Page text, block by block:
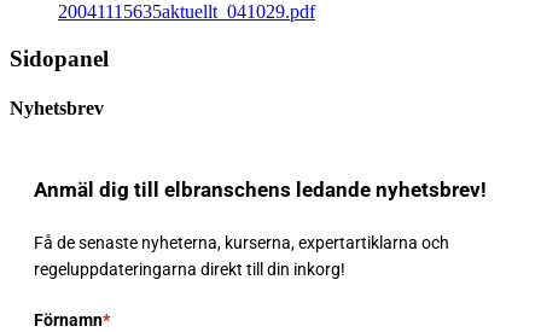
20041115635aktuellt_041029.pdf
Sidopanel
Nyhetsbrev
Anmäl dig till elbranschens ledande nyhetsbrev!
Få de senaste nyheterna, kurserna, expertartiklarna och
regeluppdateringarna direkt till din inkorg!
Förnamn*